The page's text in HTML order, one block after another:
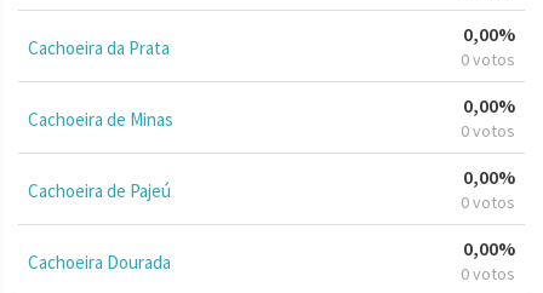
Cachoeira da Prata
0,00%
0 votos
Cachoeira de Minas
0,00%
0 votos
Cachoeira de Pajeú
0,00%
0 votos
Cachoeira Dourada
0,00%
0 votos